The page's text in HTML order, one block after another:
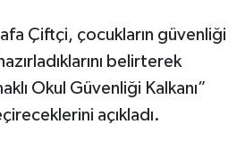
Çiftçi, çocukların güvenliği
belirterek
Okul Güvenliği Kalkanı”
açıkladı.